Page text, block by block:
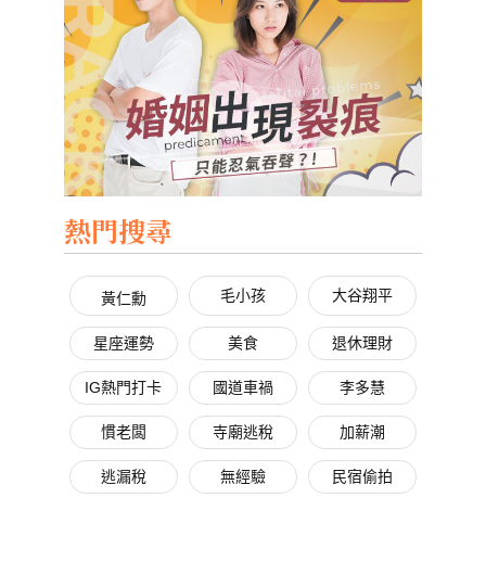
熱門搜尋
黃仁勳 毛小孩 大谷翔平
星座運勢 美食 退休理財
IG熱門打卡 國道車禍 李多慧
慣老闆 寺廟逃稅 加薪潮
逃漏稅 無經驗 民宿偷拍